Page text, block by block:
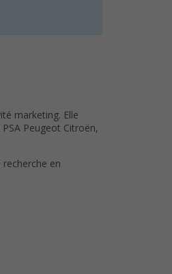
marketing. Elle
Peugeot Citroën,
en